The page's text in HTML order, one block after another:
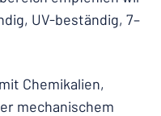
UV-beständig, 7–
Chemikalien,
mechanischem